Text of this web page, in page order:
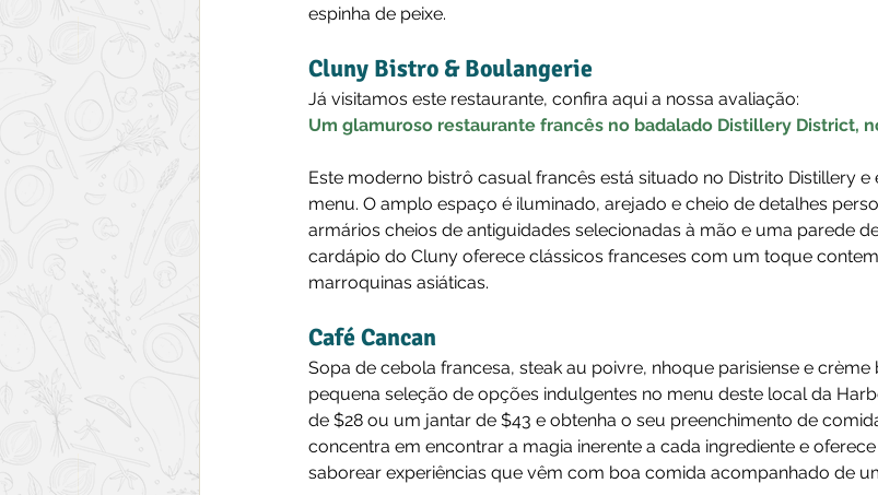
espinha de peixe.
Cluny Bistro & Boulangerie
Já visitamos este restaurante, confira aqui a nossa avaliação:
Um glamuroso restaurante francês no badalado Distillery District,
Este moderno bistrô casual francês está situado no Distrito Distillery e
menu. O amplo espaço é iluminado, arejado e cheio de detalhes
armários cheios de antiguidades selecionadas à mão e uma parede
cardápio do Cluny oferece clássicos franceses com um toque
marroquinas asiáticas.
Café Cancan
Sopa de cebola francesa, steak au poivre, nhoque parisiense e
pequena seleção de opções indulgentes no menu deste local da
de $28 ou um jantar de $43 e obtenha o seu preenchimento de
concentra em encontrar a magia inerente a cada ingrediente e
saborear experiências que vêm com boa comida acompanhado de